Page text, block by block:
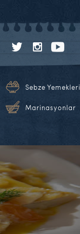
Sebze Yemekleri
Marinasyonlar